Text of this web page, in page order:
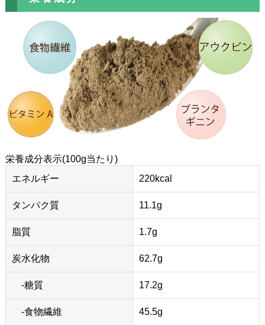
栄養成分表示(100g当たり)
エネルギー
220kcal
タンパク質 11.1g
脂質 1.7g
炭水化物 62.7g
-糖質 17.2g
-食物繊維 45.5g